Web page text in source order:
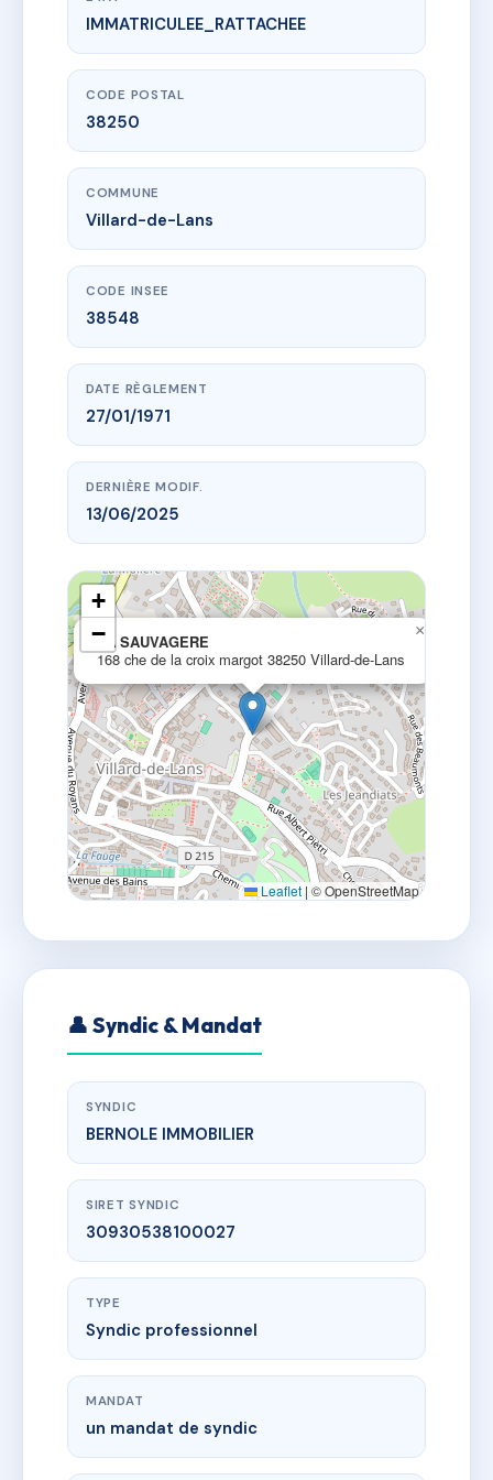
www.vme.plus/AF2177293
LA SAUVAGERE
168 che de la croix margot
IMMATRICULEE_RATTACHEE
CODE POSTAL
38250
COMMUNE
Villard-de-Lans
CODE INSEE
38548
DATE RÈGLEMENT
27/01/1971
DERNIÈRE MODIF.
13/06/2025
LA SAUVAGERE
168 che de la croix margot 38250 Villard-de-Lans
×
+
−
Leaflet | © OpenStreetMap
👤 Syndic & Mandat
SYNDIC
BERNOLE IMMOBILIER
SIRET SYNDIC
30930538100027
TYPE
Syndic professionnel
MANDAT
un mandat de syndic